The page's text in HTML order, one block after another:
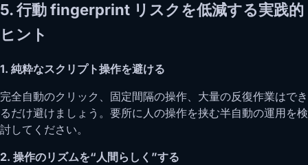
5. 行動 fingerprint リスクを低減する実践的
ヒント
1. 純粋なスクリプト操作を避ける
完全自動のクリック、固定間隔の操作、大量の反復作業はでき
るだけ避けましょう。要所に人の操作を挟む半自動の運用を検
討してください。
2. 操作のリズムを“人間らしく”する